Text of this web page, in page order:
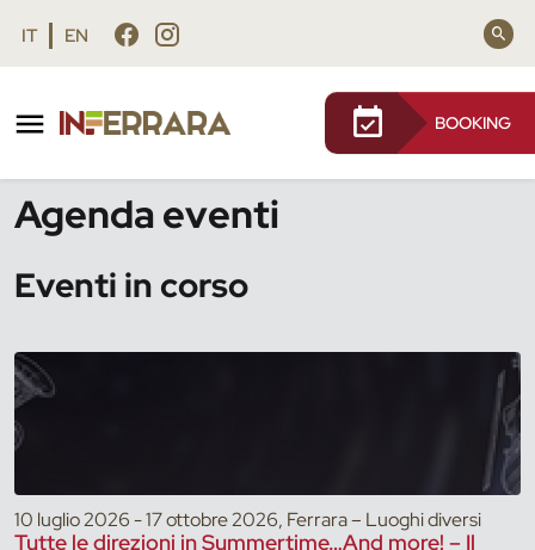
Vai al contenuto principale
Vai al footer
IT EN
BOOKING
Agenda eventi
Eventi in corso
10 luglio 2026 - 17 ottobre 2026, Ferrara – Luoghi diversi
Tutte le direzioni in Summertime…And more! – Il